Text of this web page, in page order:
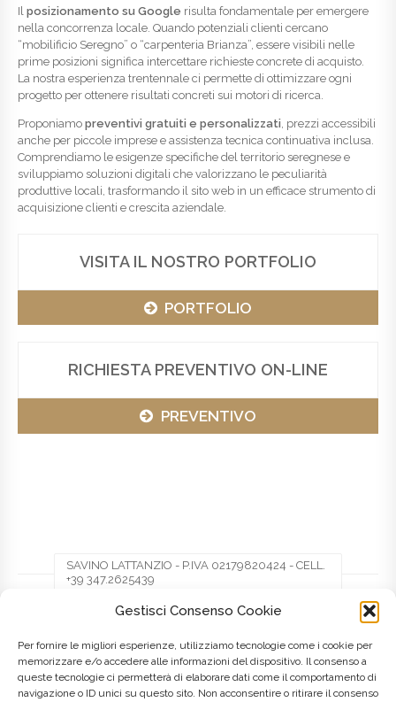
Gestisci Consenso Cookie
Per fornire le migliori esperienze, utilizziamo tecnologie come i cookie per
memorizzare e/o accedere alle informazioni del dispositivo. Il consenso a
queste tecnologie ci permetterà di elaborare dati come il comportamento di
navigazione o ID unici su questo sito. Non acconsentire o ritirare il consenso
Il posizionamento su Google risulta fondamentale per emergere
nella concorrenza locale. Quando potenziali clienti cercano
“mobilificio Seregno” o “carpenteria Brianza”, essere visibili nelle
prime posizioni significa intercettare richieste concrete di acquisto.
La nostra esperienza trentennale ci permette di ottimizzare ogni
progetto per ottenere risultati concreti sui motori di ricerca.
Proponiamo preventivi gratuiti e personalizzati, prezzi accessibili
anche per piccole imprese e assistenza tecnica continuativa inclusa.
Comprendiamo le esigenze specifiche del territorio seregnese e
sviluppiamo soluzioni digitali che valorizzano le peculiarità
produttive locali, trasformando il sito web in un efficace strumento di
acquisizione clienti e crescita aziendale.
VISITA IL NOSTRO PORTFOLIO
PORTFOLIO
RICHIESTA PREVENTIVO ON-LINE
PREVENTIVO
SAVINO LATTANZIO - P.IVA 02179820424 - CELL.
+39 347.2625439
Facebook Twitter Pinterest
LinkedIn